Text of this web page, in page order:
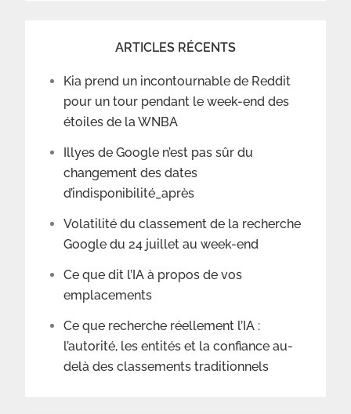
ARTICLES RÉCENTS
Kia prend un incontournable de Reddit
pour un tour pendant le week-end des
étoiles de la WNBA
Illyes de Google n’est pas sûr du
changement des dates
d’indisponibilité_après
Volatilité du classement de la recherche
Google du 24 juillet au week-end
Ce que dit l’IA à propos de vos
emplacements
Ce que recherche réellement l’IA :
l’autorité, les entités et la confiance au-
delà des classements traditionnels